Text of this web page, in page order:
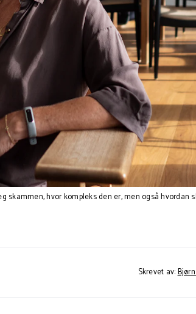
skammen, hvor kompleks den er, men også
Skrevet av: